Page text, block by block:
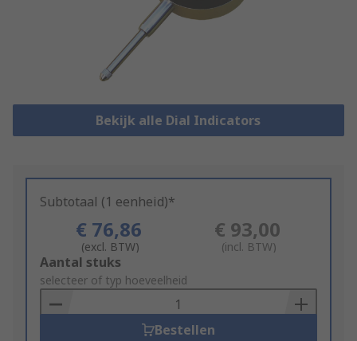
Bekijk alle Dial Indicators
Subtotaal (1 eenheid)*
€ 76,86
(excl. BTW)
€ 93,00
(incl. BTW)
Add
to
Basket
Aantal stuks
selecteer of typ hoeveelheid
Bestellen